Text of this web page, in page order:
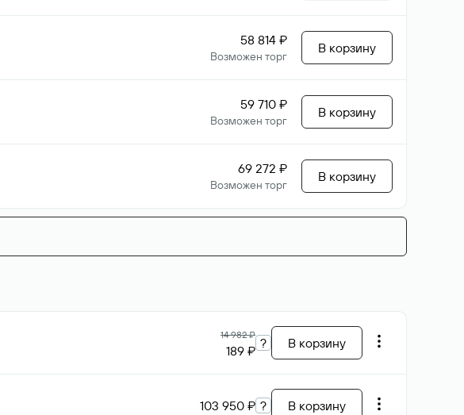
58 814 ₽
Возможен торг
В корзину
59 710 ₽
Возможен торг
В корзину
69 272 ₽
Возможен торг
В корзину
14 982 ₽
189 ₽ ? В корзину
103 950 ₽ ? В корзину